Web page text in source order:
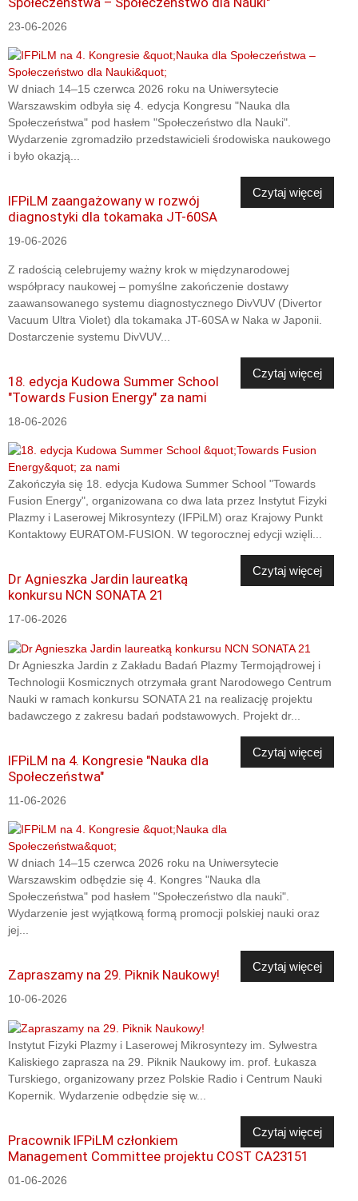
23-06-2026
W dniach 14–15 czerwca 2026 roku na Uniwersytecie
Warszawskim odbyła się 4. edycja Kongresu "Nauka dla
Społeczeństwa" pod hasłem "Społeczeństwo dla Nauki".
Wydarzenie zgromadziło przedstawicieli środowiska naukowego
i było okazją...
Czytaj więcej
IFPiLM zaangażowany w rozwój
diagnostyki dla tokamaka JT-60SA
19-06-2026
Z radością celebrujemy ważny krok w międzynarodowej
współpracy naukowej – pomyślne zakończenie dostawy
zaawansowanego systemu diagnostycznego DivVUV (Divertor
Vacuum Ultra Violet) dla tokamaka JT-60SA w Naka w Japonii.
Dostarczenie systemu DivVUV...
Czytaj więcej
18. edycja Kudowa Summer School
"Towards Fusion Energy" za nami
18-06-2026
Zakończyła się 18. edycja Kudowa Summer School "Towards
Fusion Energy", organizowana co dwa lata przez Instytut Fizyki
Plazmy i Laserowej Mikrosyntezy (IFPiLM) oraz Krajowy Punkt
Kontaktowy EURATOM-FUSION. W tegorocznej edycji wzięli...
Czytaj więcej
Dr Agnieszka Jardin laureatką
konkursu NCN SONATA 21
17-06-2026
Dr Agnieszka Jardin z Zakładu Badań Plazmy Termojądrowej i
Technologii Kosmicznych otrzymała grant Narodowego Centrum
Nauki w ramach konkursu SONATA 21 na realizację projektu
badawczego z zakresu badań podstawowych. Projekt dr...
Czytaj więcej
IFPiLM na 4. Kongresie "Nauka dla
Społeczeństwa"
11-06-2026
W dniach 14–15 czerwca 2026 roku na Uniwersytecie
Warszawskim odbędzie się 4. Kongres "Nauka dla
Społeczeństwa" pod hasłem "Społeczeństwo dla nauki".
Wydarzenie jest wyjątkową formą promocji polskiej nauki oraz
jej...
Czytaj więcej
Zapraszamy na 29. Piknik Naukowy!
10-06-2026
Instytut Fizyki Plazmy i Laserowej Mikrosyntezy im. Sylwestra
Kaliskiego zaprasza na 29. Piknik Naukowy im. prof. Łukasza
Turskiego, organizowany przez Polskie Radio i Centrum Nauki
Kopernik. Wydarzenie odbędzie się w...
Czytaj więcej
Pracownik IFPiLM członkiem
Management Committee projektu COST CA23151
01-06-2026